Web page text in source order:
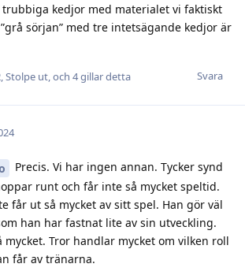
kedjor med materialet vi faktiskt
sörjan” med tre intetsägande kedjor är
Svara
,Stolpe ut, och 4gillar detta
Precis. Vi har ingen annan. Tycker synd
runt och får inte så mycket speltid.
får ut så mycket av sitt spel. Han gör väl
han har fastnat lite av sin utveckling.
mycket. Tror handlar mycket om vilken roll
får av tränarna.